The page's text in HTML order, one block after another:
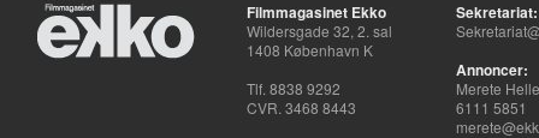
Filmmagasinet Ekko
Wildersgade 32, 2. sal
1408 København K
Tlf. 8838 9292
CVR. 3468 8443
Sekretariat:
Annoncer:
Merete
6111 5851